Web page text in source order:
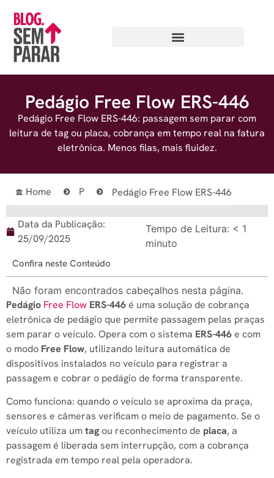
Pedágio Free Flow ERS-446
Pedágio Free Flow ERS-446: passagem sem parar com
leitura de tag ou placa, cobrança em tempo real na fatura
eletrônica. Menos filas, mais fluidez.
Home P Pedágio Free Flow ERS-446
Data da Publicação:
25/09/2025
Tempo de Leitura: < 1
minuto
Confira neste Conteúdo
Não foram encontrados cabeçalhos nesta página.
Pedágio Free Flow ERS-446é uma solução de cobrança
eletrônica de pedágio que permite passagem pelas praças
sem parar o veículo. Opera com o sistema ERS-446e com
o modo Free Flow, utilizando leitura automática de
dispositivos instalados no veículo para registrar a
passagem e cobrar o pedágio de forma transparente.
Como funciona: quando o veículo se aproxima da praça,
sensores e câmeras verificam o meio de pagamento. Se o
veículo utiliza umtagou reconhecimento de placa, a
passagem é liberada sem interrupção, com a cobrança
registrada em tempo real pela operadora.